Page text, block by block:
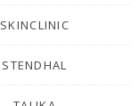
SKINCLINIC
STENDHAL